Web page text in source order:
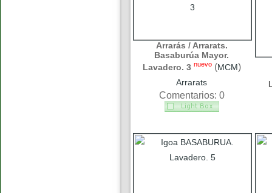
Arrarás / Arrarats.
Basaburúa Mayor.
Lavadero. 3 nuevo (MCM)
Arrarats
Comentarios: 0